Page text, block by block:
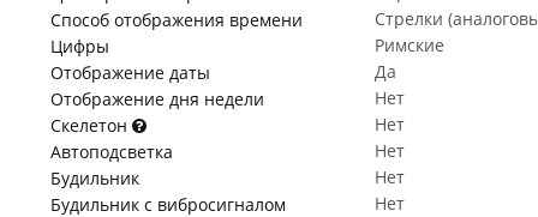
Способ отображения времени
Стрелки
Цифры
Римские
Отображение даты
Да
Отображение дня недели
Нет
Скелетон
Нет
Автоподсветка
Нет
Будильник
Нет
Будильник с вибросигналом
Нет